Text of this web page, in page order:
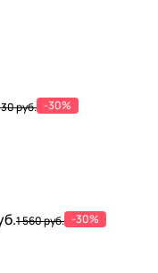
руб. -30%
1 560 руб. -30%